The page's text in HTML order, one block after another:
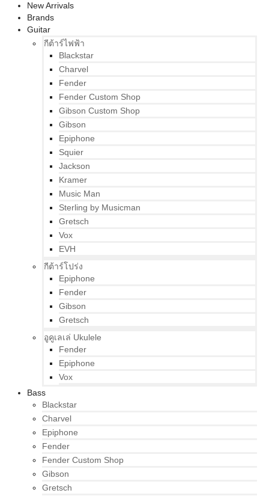
New Arrivals
Brands
Guitar
กีต้าร์ไฟฟ้า
Blackstar
Charvel
Fender
Fender Custom Shop
Gibson Custom Shop
Gibson
Epiphone
Squier
Jackson
Kramer
Music Man
Sterling by Musicman
Gretsch
Vox
EVH
กีต้าร์โปร่ง
Epiphone
Fender
Gibson
Gretsch
อูคูเลเล่ Ukulele
Fender
Epiphone
Vox
Bass
Blackstar
Charvel
Epiphone
Fender
Fender Custom Shop
Gibson
Gretsch